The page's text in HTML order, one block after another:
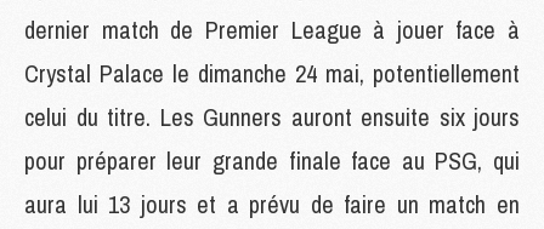
dernier match de Premier League à jouer face à
Crystal Palace le dimanche 24 mai, potentiellement
celui du titre. Les Gunners auront ensuite six jours
pour préparer leur grande finale face au PSG, qui
aura lui 13 jours et a prévu de faire un match en